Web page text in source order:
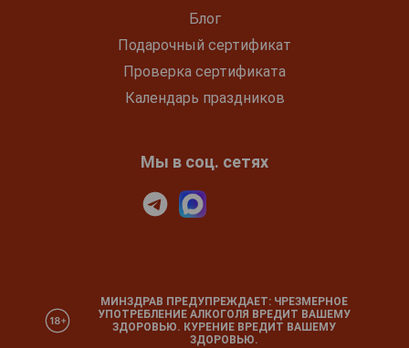
Блог
Подарочный сертификат
Проверка сертификата
Календарь праздников
Мы в соц. сетях
МИНЗДРАВ ПРЕДУПРЕЖДАЕТ: ЧРЕЗМЕРНОЕ
УПОТРЕБЛЕНИЕ АЛКОГОЛЯ ВРЕДИТ ВАШЕМУ
ЗДОРОВЬЮ. КУРЕНИЕ ВРЕДИТ ВАШЕМУ
ЗДОРОВЬЮ.